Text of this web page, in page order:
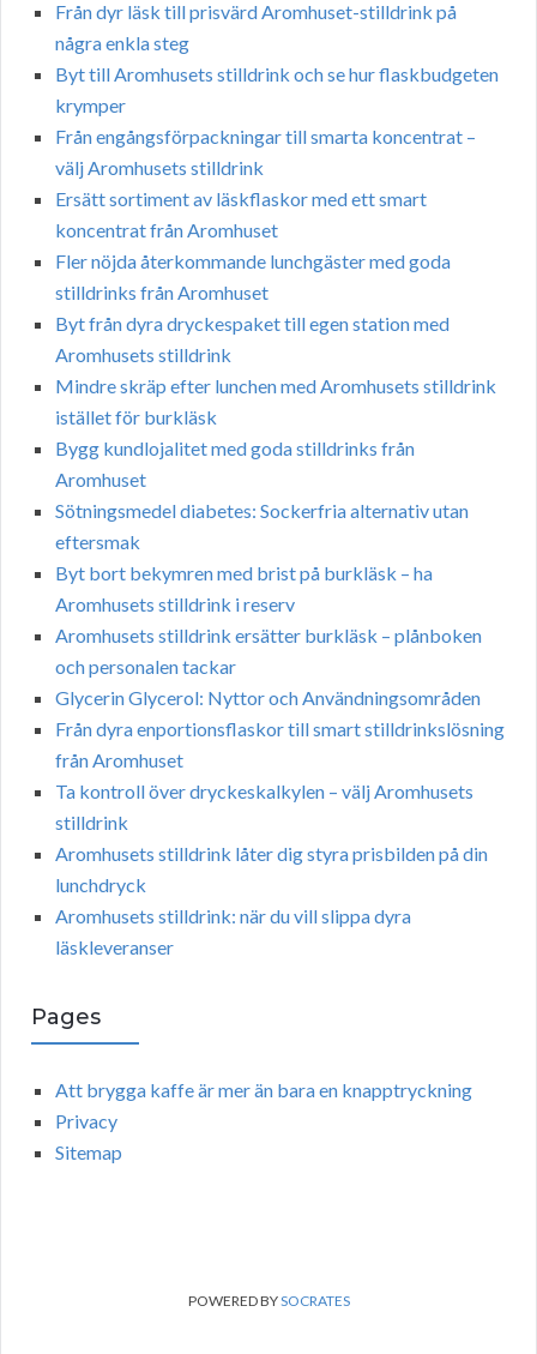
Från dyr läsk till prisvärd Aromhuset-stilldrink på
några enkla steg
Byt till Aromhusets stilldrink och se hur flaskbudgeten
krymper
Från engångsförpackningar till smarta koncentrat –
välj Aromhusets stilldrink
Ersätt sortiment av läskflaskor med ett smart
koncentrat från Aromhuset
Fler nöjda återkommande lunchgäster med goda
stilldrinks från Aromhuset
Byt från dyra dryckespaket till egen station med
Aromhusets stilldrink
Mindre skräp efter lunchen med Aromhusets stilldrink
istället för burkläsk
Bygg kundlojalitet med goda stilldrinks från
Aromhuset
Sötningsmedel diabetes: Sockerfria alternativ utan
eftersmak
Byt bort bekymren med brist på burkläsk – ha
Aromhusets stilldrink i reserv
Aromhusets stilldrink ersätter burkläsk – plånboken
och personalen tackar
Glycerin Glycerol: Nyttor och Användningsområden
Från dyra enportionsflaskor till smart stilldrinkslösning
från Aromhuset
Ta kontroll över dryckeskalkylen – välj Aromhusets
stilldrink
Aromhusets stilldrink låter dig styra prisbilden på din
lunchdryck
Aromhusets stilldrink: när du vill slippa dyra
läskleveranser
Pages
Att brygga kaffe är mer än bara en knapptryckning
Privacy
Sitemap
POWERED BYSOCRATES